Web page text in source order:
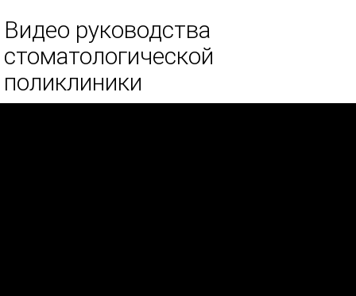
Видео руководства
стоматологической
поликлиники